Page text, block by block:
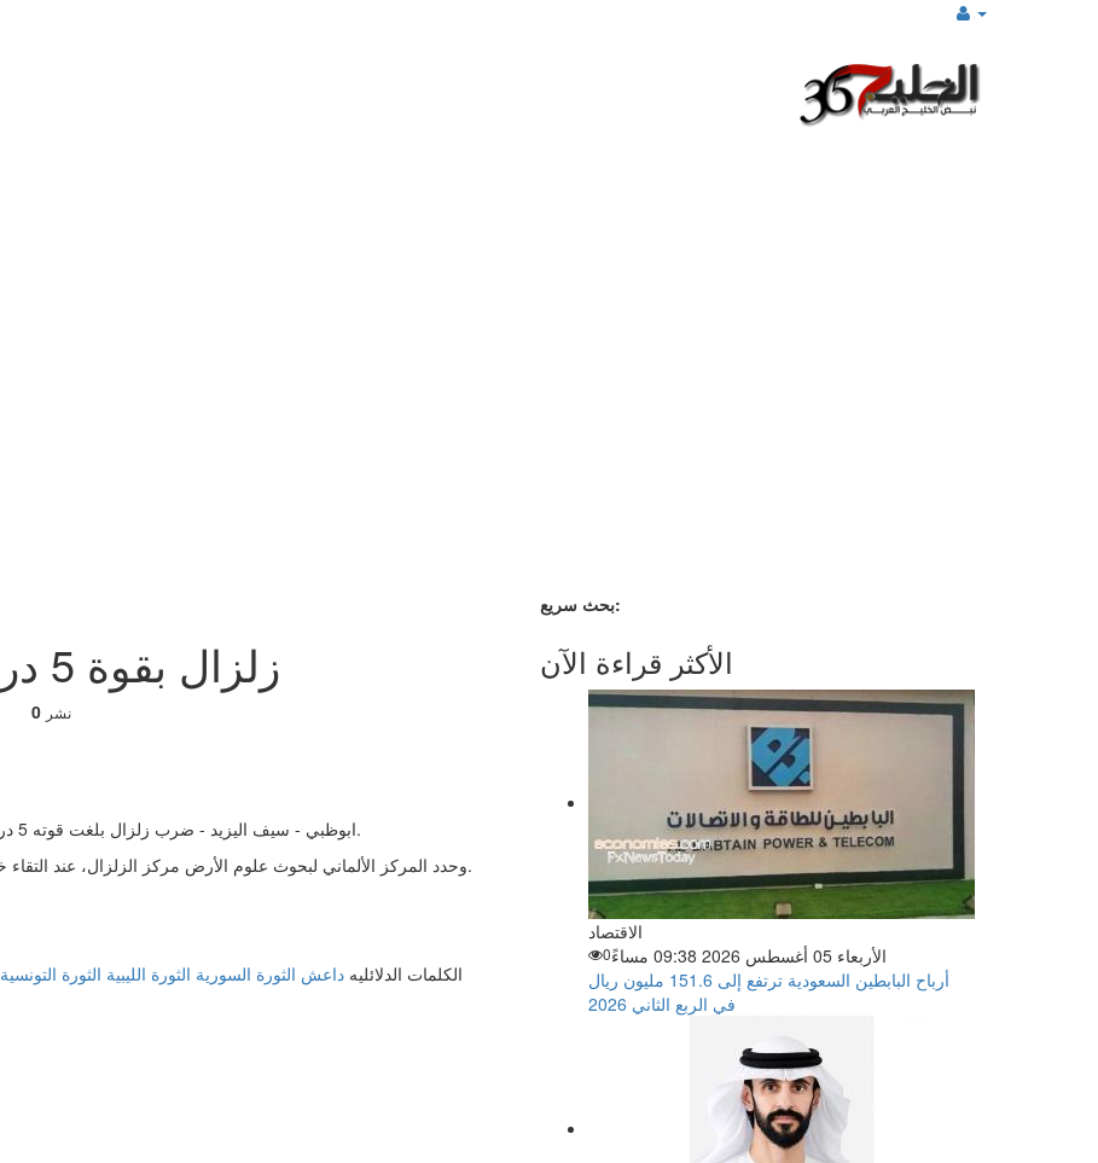
زلزال بقوة 5 درجات يضرب جزر فيجي
0 نشر
ابوظبي - سيف اليزيد - ضرب زلزال بلغت قوته 5 درجات على مقياس ريختر المنطقة الواقعة جنوب جزر فيجي.
وحدد المركز الألماني لبحوث علوم الأرض مركز الزلزال، عند التقاء خط عرض 23.46 درجة جنوبا وخط طول 179.62 درجة غربا.
الكلمات الدلائليه داعش الثورة السورية الثورة الليبية الثورة التونسية
بحث سريع:
الأكثر قراءة الآن
الاقتصاد
الأربعاء 05 أغسطس 2026 09:38 مساءً
0
أرباح البابطين السعودية ترتفع إلى 151.6 مليون ريال
في الربع الثاني 2026